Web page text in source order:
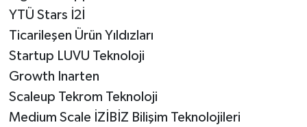
YTÜ Stars İ2İ
Ticarileşen Ürün Yıldızları
Startup LUVU Teknoloji
Growth Inarten
Scaleup Tekrom Teknoloji
Medium Scale İZİBİZ Bilişim Teknolojileri